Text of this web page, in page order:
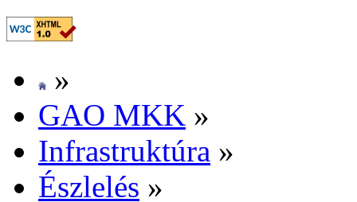
»
GAO MKK »
Inf­ra­struk­tú­ra »
Ész­le­lés »